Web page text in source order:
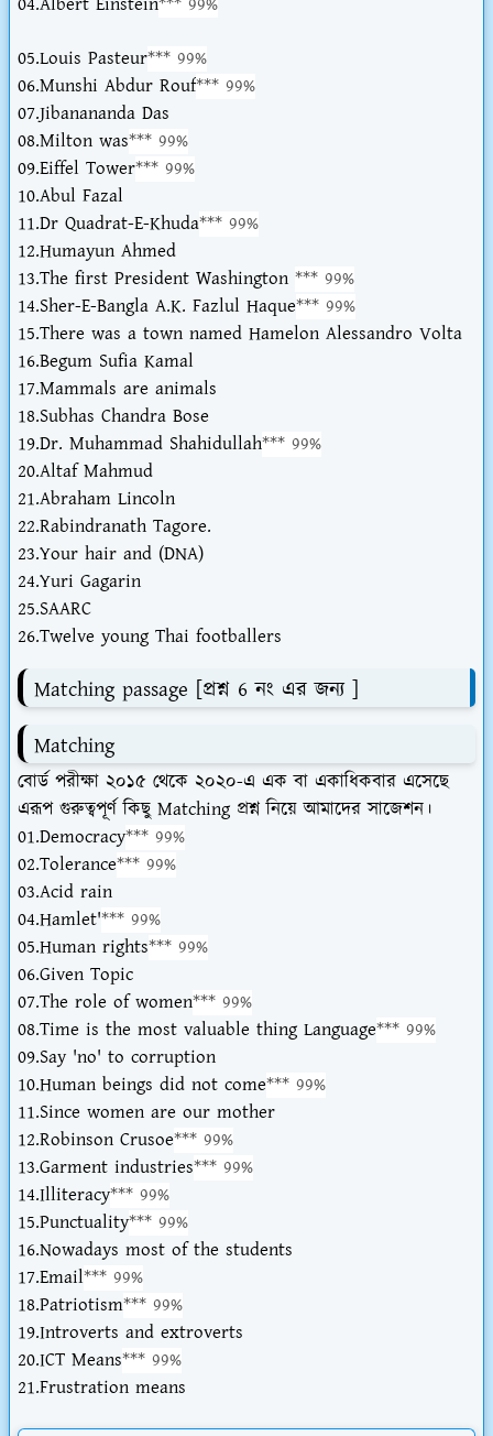
*** 99%
05.Louis Pasteur*** 99%
06.Munshi Abdur Rouf*** 99%
07.Jibanananda Das
08.Milton was*** 99%
09.Eiffel Tower*** 99%
10.Abul Fazal
11.Dr Quadrat-E-Khuda*** 99%
12.Humayun Ahmed
13.The first President Washington *** 99%
14.Sher-E-Bangla A.K. Fazlul Haque*** 99%
15.There was a town named Hamelon Alessandro Volta
16.Begum Sufia Kamal
17.Mammals are animals
18.Subhas Chandra Bose
19.Dr. Muhammad Shahidullah*** 99%
20.Altaf Mahmud
21.Abraham Lincoln
22.Rabindranath Tagore.
23.Your hair and (DNA)
24.Yuri Gagarin
25.SAARC
26.Twelve young Thai footballers
Matching passage [প্রশ্ন 6 নং এর জন্য ]
Matching
বোর্ড পরীক্ষা ২০১৫ থেকে ২০২০-এ এক বা একাধিকবার এসেছে
এরূপ গুরুত্বপূর্ণ কিছু Matching প্রশ্ন নিয়ে আমাদের সাজেশন।
01.Democracy*** 99%
02.Tolerance*** 99%
03.Acid rain
04.Hamlet'*** 99%
05.Human rights*** 99%
06.Given Topic
07.The role of women*** 99%
08.Time is the most valuable thing Language*** 99%
09.Say 'no' to corruption
10.Human beings did not come*** 99%
11.Since women are our mother
12.Robinson Crusoe*** 99%
13.Garment industries*** 99%
14.Illiteracy*** 99%
15.Punctuality*** 99%
16.Nowadays most of the students
17.Email*** 99%
18.Patriotism*** 99%
19.Introverts and extroverts
20.ICT Means*** 99%
21.Frustration means